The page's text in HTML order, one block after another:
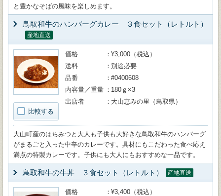
と豊かなそばの風味を楽しめます。
鳥取和牛のハンバーグカレー ３食セット（レトルト）
産地直送
比較する
価格
¥3,000（税込）
送料
別途必要
品番
#0400608
内容量／重量
180ｇ×3
出店者
大山恵みの里（鳥取県）
大山町産のはちみつと大人も子供も大好きな鳥取和牛のハンバーグ
がまるごと入った中辛のカレーです。具材にもこだわった食べ応え
満点の特製カレーです。子供にも大人にもおすすめな一品です。
鳥取和牛の牛丼 ３食セット（レトルト） 産地直送
価格
¥3,400（税込）